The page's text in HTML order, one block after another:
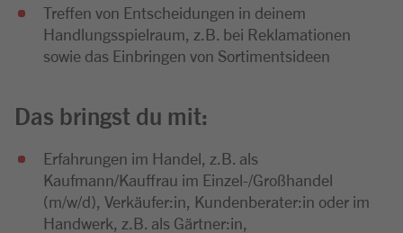
Treffen von Entscheidungen in deinem
Handlungsspielraum, z.B. bei Reklamationen
sowie das Einbringen von Sortimentsideen
Das bringst du mit:
Erfahrungen im Handel, z.B. als
Kaufmann/Kauffrau im Einzel-/Großhandel
(m/w/d), Verkäufer:in, Kundenberater:in oder im
Handwerk, z.B. als Gärtner:in,